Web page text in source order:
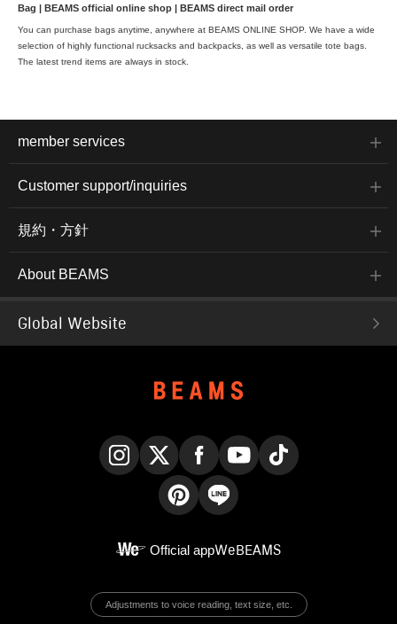
Bag | BEAMS official online shop | BEAMS direct mail order
You can purchase bags anytime, anywhere at BEAMS ONLINE SHOP. We have a wide
selection of highly functional rucksacks and backpacks, as well as versatile tote bags.
The latest trend items are always in stock.
member services
Customer support/inquiries
規約・方針
About BEAMS
Global Website
Official appWeBEAMS
Adjustments to voice reading, text size, etc.